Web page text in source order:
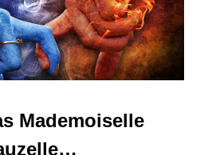
Mademoiselle